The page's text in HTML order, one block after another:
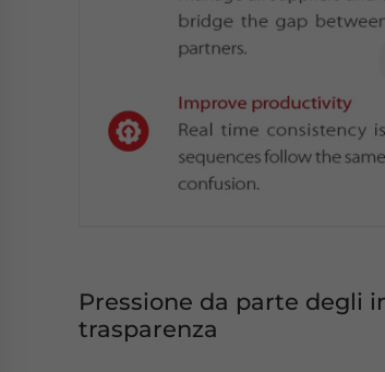
Pressione da parte degli
trasparenza